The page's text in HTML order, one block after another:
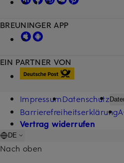
EIN PARTNER VON
BREUNINGER APP
ImpressumDatenschutz
Barrierefreiheitserklärung
Vertrag widerrufen
DE
Nach oben